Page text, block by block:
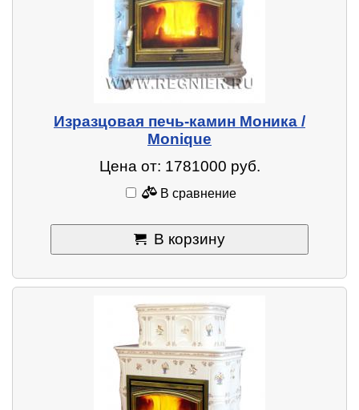
Изразцовая печь-камин Моника /
Monique
Цена от: 1781000 руб.
В сравнение
В корзину